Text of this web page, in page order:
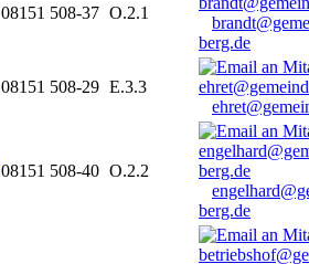
08151 508-37 O.2.1
berg.de
08151 508-29 E.3.3
08151 508-40 O.2.2
berg.de